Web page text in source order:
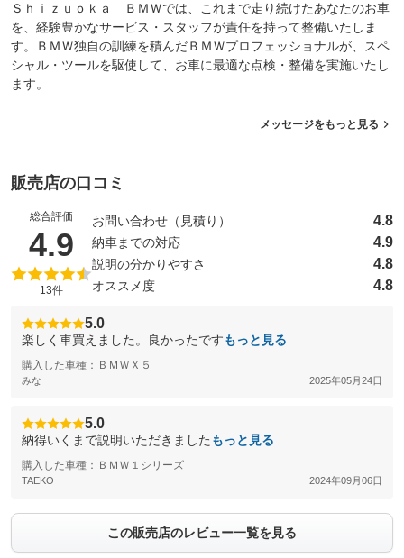
Ｓｈｉｚｕｏｋａ ＢＭＷでは、これまで走り続けたあなたのお車
を、経験豊かなサービス・スタッフが責任を持って整備いたしま
す。ＢＭＷ独自の訓練を積んだＢＭＷプロフェッショナルが、スペ
シャル・ツールを駆使して、お車に最適な点検・整備を実施いたし
ます。
メッセージをもっと見る
販売店の口コミ
総合評価
4.9 （5点満点中）
13件
お問い合わせ（見積り） 4.8
納車までの対応 4.9
説明の分かりやすさ 4.8
オススメ度 4.8
5.0
楽しく車買えました。良かったですもっと見る
購入した車種：ＢＭＷＸ５
みな 2025年05月24日
5.0
納得いくまで説明いただきました もっと見る
購入した車種：ＢＭＷ１シリーズ
TAEKO 2024年09月06日
この販売店のレビュー一覧を見る